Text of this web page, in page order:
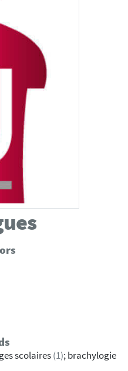
scolaires(1); brachylogie